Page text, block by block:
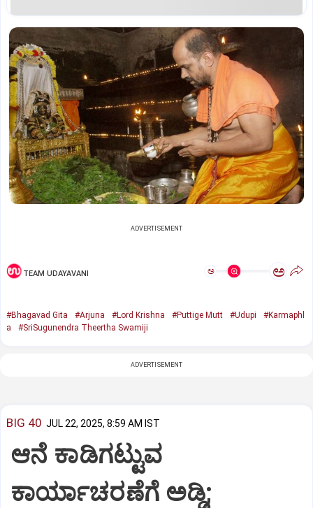
ADVERTISEMENT
TEAM UDAYAVANI ಅ ಅ
#Bhagavad Gita #Arjuna #Lord Krishna #Puttige Mutt #Udupi
#Karmaphl
a
#SriSugunendra Theertha Swamiji
ADVERTISEMENT
BIG 40 JUL 22, 2025, 8:59 AM IST
ಆನೆ ಕಾಡಿಗಟ್ಟುವ
ಕಾರ್ಯಾಚರಣೆಗೆ ಅಡ್ಡಿ;